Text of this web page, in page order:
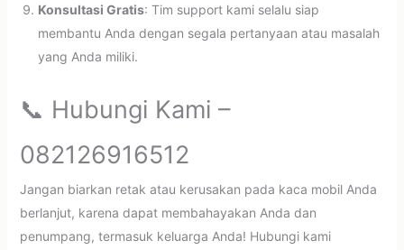
Konsultasi Gratis: Tim support kami selalu siap
membantu Anda dengan segala pertanyaan atau masalah
yang Anda miliki.
📞 Hubungi Kami –
082126916512
Jangan biarkan retak atau kerusakan pada kaca mobil Anda
berlanjut, karena dapat membahayakan Anda dan
penumpang, termasuk keluarga Anda! Hubungi kami